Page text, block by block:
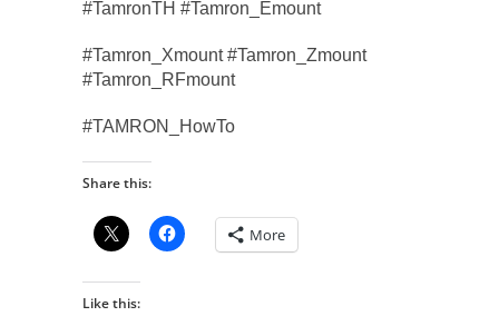
#TamronTH #Tamron_Emount
#Tamron_Xmount #Tamron_Zmount
#Tamron_RFmount
#TAMRON_HowTo
Share this:
More
Like this: